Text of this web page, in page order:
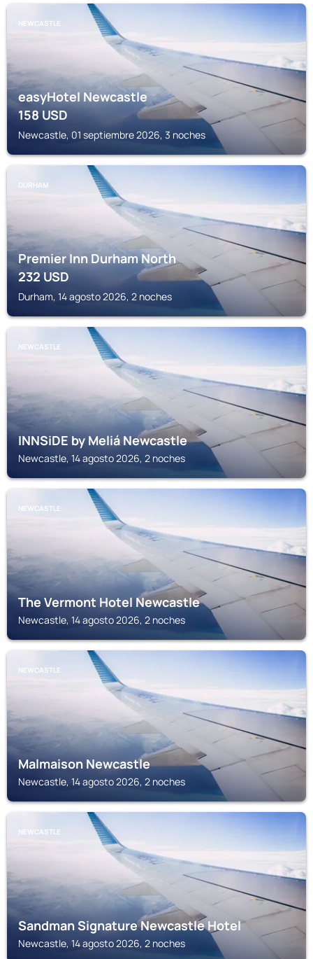
NEWCASTLE
easyHotel Newcastle
158USD
Newcastle, 01 septiembre 2026, 3 noches
DURHAM
Premier Inn Durham North
232USD
Durham, 14 agosto 2026, 2 noches
NEWCASTLE
INNSiDE by Meliá Newcastle
Newcastle, 14 agosto 2026, 2 noches
NEWCASTLE
The Vermont Hotel Newcastle
Newcastle, 14 agosto 2026, 2 noches
NEWCASTLE
Malmaison Newcastle
Newcastle, 14 agosto 2026, 2 noches
NEWCASTLE
Sandman Signature Newcastle Hotel
Newcastle, 14 agosto 2026, 2 noches